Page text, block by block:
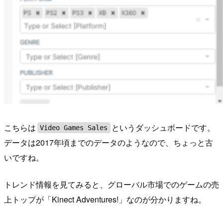
こちらは Video Games Sales
というダッシュボードです。
データは2017年頃までのデータのようなので、ちょっと古
いですね。
トレンド情報を見てみると、グローバル市場でのゲームの売
上トップが「Kinect Adventures!」なのが分かりますね。